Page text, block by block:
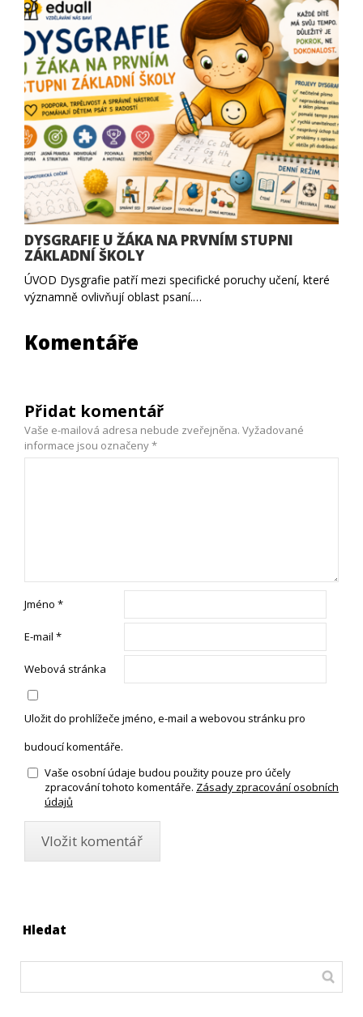
DYSGRAFIE U ŽÁKA NA PRVNÍM STUPNI
ZÁKLADNÍ ŠKOLY
ÚVOD Dysgrafie patří mezi specifické poruchy učení, které
významně ovlivňují oblast psaní.…
Komentáře
Přidat komentář
Vaše e-mailová adresa nebude zveřejněna. Vyžadované
informace jsou označeny*
Jméno *
E-mail *
Webová stránka
Uložit do prohlížeče jméno, e-mail a webovou stránku pro
budoucí komentáře.
Vaše osobní údaje budou použity pouze pro účely
zpracování tohoto komentáře. Zásady zpracování osobních
údajů
Hledat